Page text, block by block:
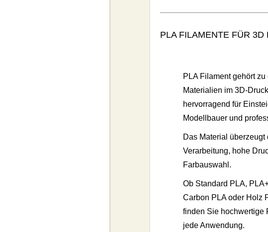
PLA FILAMENTE FÜR 3D
PLA Filament gehört
Materialien im 3D-
hervorragend für
Modellbauer und
Das Material
Verarbeitung, hohe
Farbauswahl.
Ob Standard PLA,
Carbon PLA oder Holz
finden Sie hochwertige
jede Anwendung.